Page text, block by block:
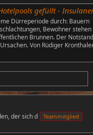
gefüllt - Insulaner
Dürreperiode durch: Bauern
Bewohner
Brunnen. Der
Von Rüdiger
der sich d Teammitglied